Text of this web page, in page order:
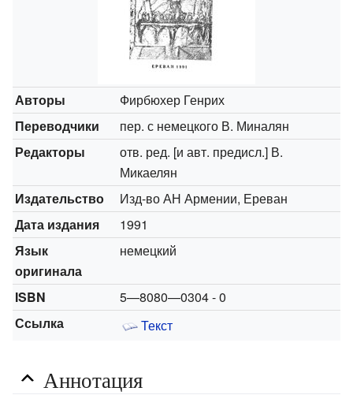
Авторы
Фирбюхер Генрих
Переводчики
пер. с немецкого В. Миналян
Редакторы
отв. ред. [и авт. предисл.] В.
Микаелян
Издательство
Изд-во АН Армении, Ереван
Дата издания
1991
Язык
оригинала
немецкий
ISBN
5—8080—0304 - 0
Ссылка
Текст
Аннотация